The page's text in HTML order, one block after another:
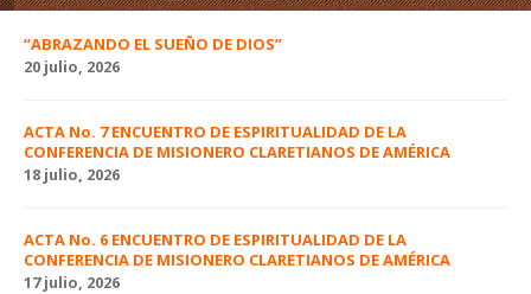
“ABRAZANDO EL SUEÑO DE DIOS”
20 julio, 2026
ACTA No. 7 ENCUENTRO DE ESPIRITUALIDAD DE LA
CONFERENCIA DE MISIONERO CLARETIANOS DE AMÉRICA
18 julio, 2026
ACTA No. 6 ENCUENTRO DE ESPIRITUALIDAD DE LA
CONFERENCIA DE MISIONERO CLARETIANOS DE AMÉRICA
17 julio, 2026